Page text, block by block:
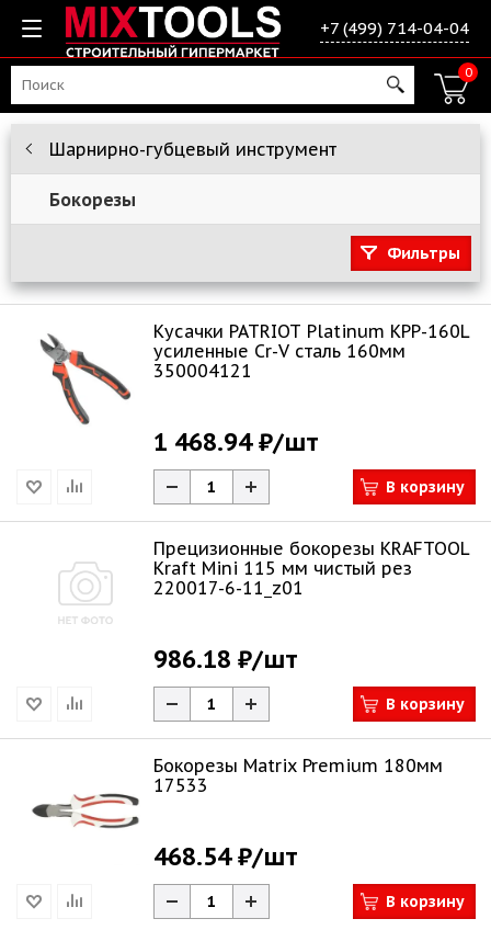
+7 (499) 714-04-04
0
Шарнирно-губцевый инструмент
Бокорезы
Фильтры
Кусачки PATRIOT Platinum KPP-160L
усиленные Cr-V сталь 160мм
350004121
1 468.94 ₽/шт
В корзину
Прецизионные бокорезы KRAFTOOL
Kraft Mini 115 мм чистый рез
220017-6-11_z01
986.18 ₽/шт
В корзину
Бокорезы Matrix Premium 180мм
17533
468.54 ₽/шт
В корзину